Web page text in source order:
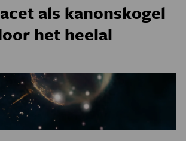
GESCHIEDENIS
AGENDA
als kanonskogel
het heelal